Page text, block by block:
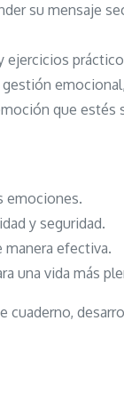
gestión
su mensaje
ejercicios
gestión emocional,
que estés
emociones.
y seguridad.
manera efectiva.
una vida más
cuaderno,